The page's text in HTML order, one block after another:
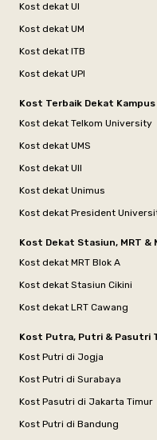
Kost dekat UI
Kost dekat UM
Kost dekat ITB
Kost dekat UPI
Kost Terbaik Dekat
Kost dekat Telkom University
Kost dekat UMS
Kost dekat UII
Kost dekat Unimus
Kost dekat President
Kost Dekat Stasiun, MRT &
Kost dekat MRT Blok A
Kost dekat Stasiun Cikini
Kost dekat LRT Cawang
Kost Putra, Putri & Pasutri
Kost Putri di Jogja
Kost Putri di Surabaya
Kost Pasutri di Jakarta Timur
Kost Putri di Bandung